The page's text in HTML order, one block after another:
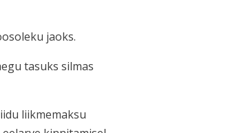
jaoks.
tasuks silmas
liikmemaksu